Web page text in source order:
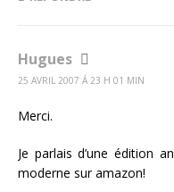
Hugues
25 AVRIL 2007 Á 23 H 01 MIN
Merci.
Je parlais d’une édition
moderne sur amazon!